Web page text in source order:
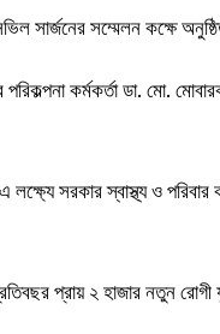
সার্জনের সম্মেলন কক্ষে
কর্মকর্তা ডা.
সরকার স্বাস্থ্য ও
প্রায় ২ হাজার নতুন